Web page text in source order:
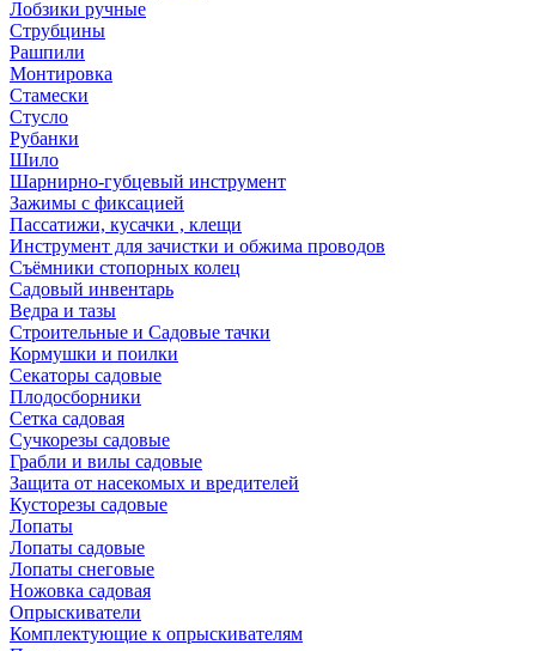
Лобзики ручные
Струбцины
Рашпили
Монтировка
Стамески
Стусло
Рубанки
Шило
Шарнирно-губцевый инструмент
Зажимы с фиксацией
Пассатижи, кусачки , клещи
Инструмент для зачистки и обжима проводов
Съёмники стопорных колец
Садовый инвентарь
Ведра и тазы
Строительные и Садовые тачки
Кормушки и поилки
Секаторы садовые
Плодосборники
Сетка садовая
Сучкорезы садовые
Грабли и вилы садовые
Защита от насекомых и вредителей
Кусторезы садовые
Лопаты
Лопаты садовые
Лопаты снеговые
Ножовка садовая
Опрыскиватели
Комплектующие к опрыскивателям